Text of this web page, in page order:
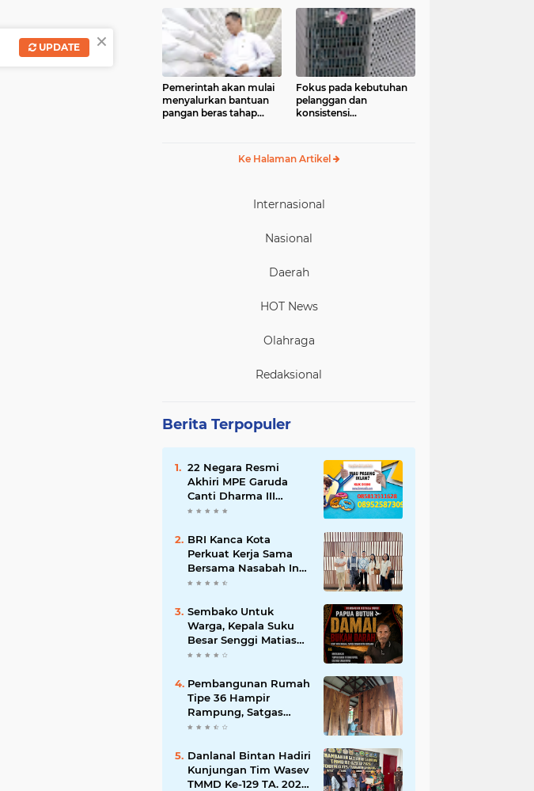
Pengamat ekonomi
Center of Reform on
Economics (Core)
Indonesia
(IKM), khususnya sektor
pakaian jadi, alas kaki,
dan alat olahraga,
memiliki peran strategis
dalam memperkuat
perekonomian nasional
Pemerintah akan mulai
menyalurkan bantuan
pangan beras tahap
pangan pemerintah
33.244.408 penerima
Fokus pada kebutuhan
pelanggan dan
konsistensi
Ke Halaman Artikel
Internasional
Nasional
Daerah
HOT News
Olahraga
Redaksional
Berita Terpopuler
22 Negara Resmi
Akhiri MPE Garuda
Canti Dharma III
Tahun 2026
BRI Kanca Kota
Perkuat Kerja Sama
Bersama Nasabah Inti,
Dorong Pertumbuhan
Sembako Untuk
Warga, Kepala Suku
Besar Senggi Matias
Mangu Ajak Warga
Warga Sipil di
Yahukimo
Pembangunan Rumah
Tipe 36 Hampir
Rampung, Satgas
TMMD Ke-129 Kodim
Wujudkan Hunian
Layak bagi Warga
Danlanal Bintan Hadiri
Kunjungan Tim Wasev
TMMD Ke-129 TA. 2026
×
UPDATE